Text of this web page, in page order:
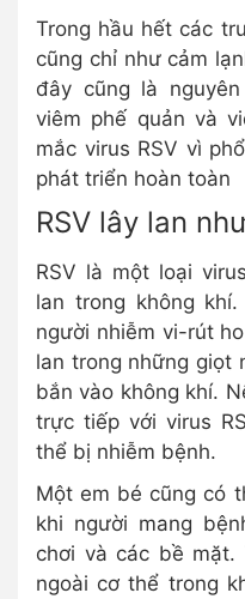
Trong hầu hết các
cũng chỉ như cảm
đây cũng là
viêm phế quản và
mắc virus RSV vì
phát triển hoàn toàn
RSV lây lan
RSV là một loại
lan trong không
người nhiễm vi-rút
lan trong những giọt
bắn vào không khí.
trực tiếp với virus
thể bị nhiễm bệnh.
Một em bé cũng có
khi người mang
chơi và các bề
ngoài cơ thể trong